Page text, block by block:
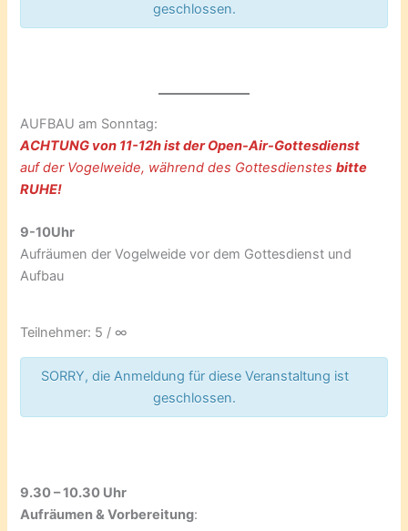
geschlossen.
AUFBAU am Sonntag:
ACHTUNG von 11-12h ist der Open-Air-Gottesdienst
auf der Vogelweide, während des Gottesdienstesbitte
RUHE!
9-10Uhr
Aufräumen der Vogelweide vor dem Gottesdienst und
Aufbau
Teilnehmer: 5 / ∞
SORRY, die Anmeldung für diese Veranstaltung ist
geschlossen.
9.30 – 10.30 Uhr
Aufräumen & Vorbereitung: